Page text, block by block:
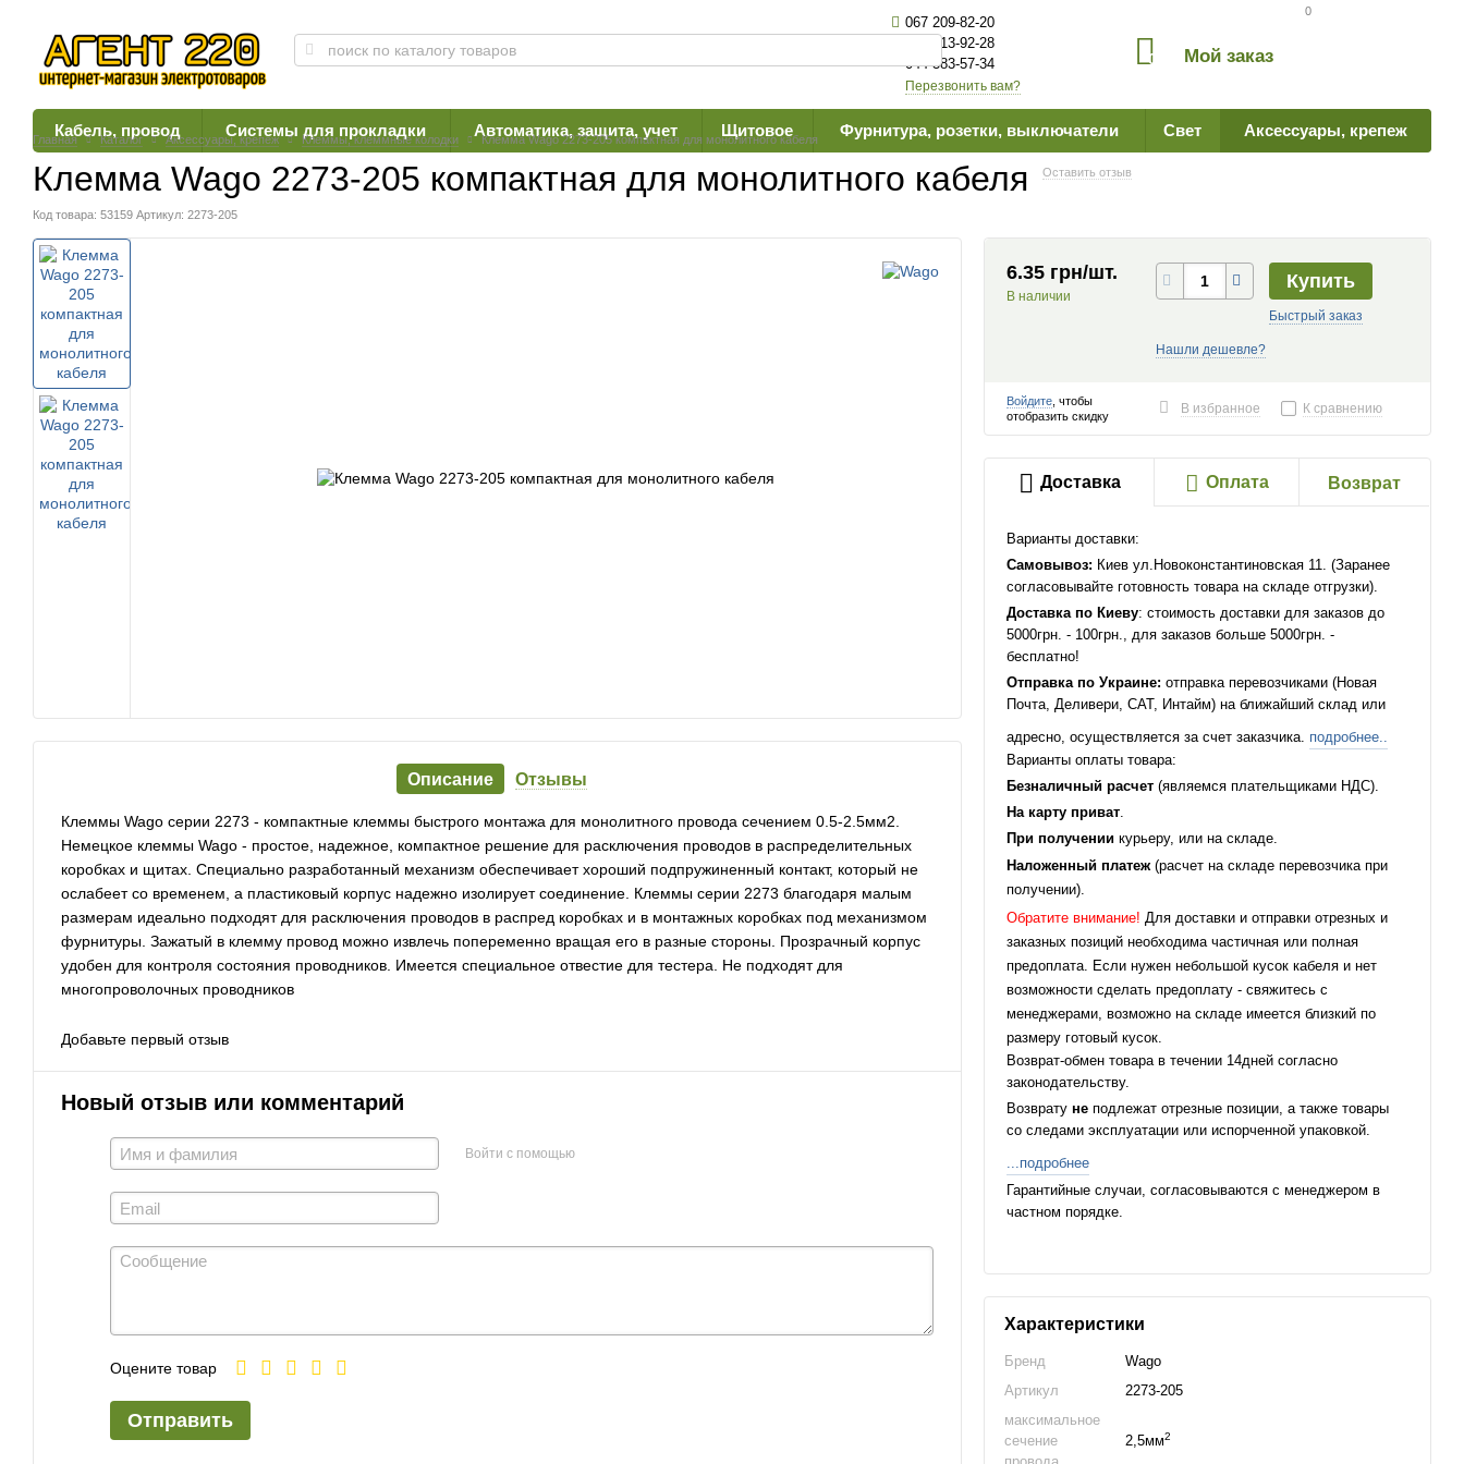
0
067 209-82-20
063 613-92-28
044 383-57-34
Перезвонить вам?
0 Мой заказ
Кабель, провод Системы для прокладки Автоматика, защита, учет Щитовое Фурнитура, розетки, выключатели Свет Аксессуары, крепеж
Главная Каталог Аксессуары, крепеж Клеммы, клеммные колодки Клемма Wago 2273-205 компактная для монолитного кабеля
Клемма Wago 2273-205 компактная для монолитного кабеля Оставить отзыв
Код товара: 53159 Артикул: 2273-205
Описание Отзывы
Клеммы Wago серии 2273 - компактные клеммы быстрого монтажа для монолитного провода сечением 0.5-2.5мм2.
Немецкое клеммы Wago - простое, надежное, компактное решение для расключения проводов в распределительных
коробках и щитах. Специально разработанный механизм обеспечивает хороший подпружиненный контакт, который не
ослабеет со временем, а пластиковый корпус надежно изолирует соединение. Клеммы серии 2273 благодаря малым
размерам идеально подходят для расключения проводов в распред коробках и в монтажных коробках под механизмом
фурнитуры. Зажатый в клемму провод можно извлечь попеременно вращая его в разные стороны. Прозрачный корпус
удобен для контроля состояния проводников. Имеется специальное отвестие для тестера. Не подходят для
многопроволочных проводников
Добавьте первый отзыв
Новый отзыв или комментарий
Войти с помощью
Оцените товар
Отправить
6.35 грн/шт.
В наличии
Купить
Быстрый заказ
Нашли дешевле?
Войдите , чтобы
отобразить скидку
В избранное К сравнению
Доставка Оплата Возврат
Варианты доставки:
Самовывоз: Киев ул.Новоконстантиновская 11. (Заранее
согласовывайте готовность товара на складе отгрузки).
Доставка по Киеву: стоимость доставки для заказов до
5000грн. - 100грн., для заказов больше 5000грн. -
бесплатно!
Отправка по Украине: отправка перевозчиками (Новая
Почта, Деливери, САТ, Интайм) на ближайший склад или
адресно, осуществляется за счет заказчика. подробнее..
Варианты оплаты товара:
Безналичный расчет (являемся плательщиками НДС).
На карту приват.
При получении курьеру, или на складе.
Наложенный платеж(расчет на складе перевозчика при
получении).
Обратите внимание! Для доставки и отправки отрезных и
заказных позиций необходима частичная или полная
предоплата. Если нужен небольшой кусок кабеля и нет
возможности сделать предоплату - свяжитесь с
менеджерами, возможно на складе имеется близкий по
размеру готовый кусок.
Возврат-обмен товара в течении 14дней согласно
законодательству.
Возвратуне подлежат отрезные позиции, а также товары
со следами эксплуатации или испорченной упаковкой.
...подробнее
Гарантийные случаи, согласовываются с менеджером в
частном порядке.
Характеристики
Бренд
Wago
Артикул
2273-205
максимальное
сечение
2,5мм2